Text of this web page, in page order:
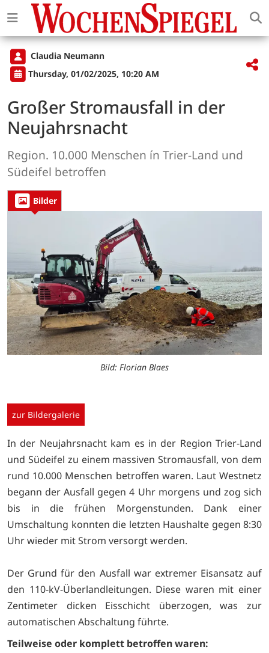
Claudia Neumann
Thursday, 01/02/2025, 10:20 AM
Großer Stromausfall in der
Neujahrsnacht
Region. 10.000 Menschen ín Trier-Land und
Südeifel betroffen
Bilder
Bild: Florian Blaes
zur Bildergalerie
In der Neujahrsnacht kam es in der Region Trier-Land
und Südeifel zu einem massiven Stromausfall, von dem
rund 10.000 Menschen betroffen waren. Laut Westnetz
begann der Ausfall gegen 4 Uhr morgens und zog sich
bis in die frühen Morgenstunden. Dank einer
Umschaltung konnten die letzten Haushalte gegen 8:30
Uhr wieder mit Strom versorgt werden.
Der Grund für den Ausfall war extremer Eisansatz auf
den 110-kV-Überlandleitungen. Diese waren mit einer
Zentimeter dicken Eisschicht überzogen, was zur
automatischen Abschaltung führte.
Teilweise oder komplett betroffen waren: